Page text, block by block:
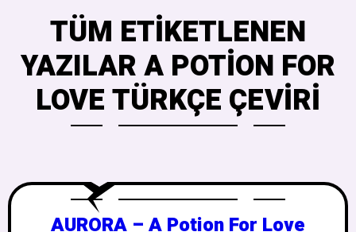
TÜM ETIKETLENEN
YAZILAR A POTION FOR
LOVE TÜRKÇE ÇEVIRI
AURORA – A Potion For Love